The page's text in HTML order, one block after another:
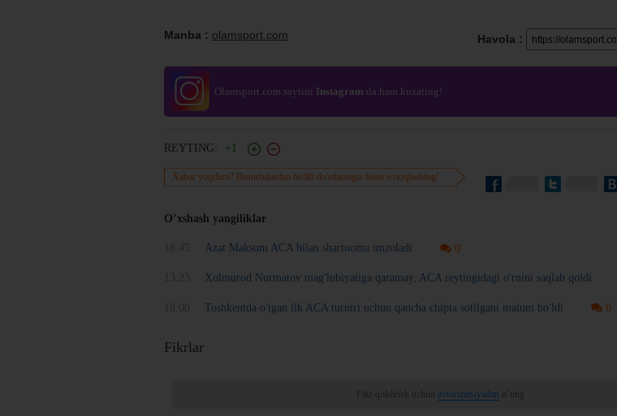
Havola :
Manba : olamsport.com
Olamsport.com saytini Instagram da ham kuzating!
REYTING: +1
Xabar yoqdimi? Birinchilardan bo'lib do'stlaringiz bilan o'rtoqlashing!
O’xshash yangiliklar
Azat Maksum ACA bilan shartnoma imzoladi 0
Xolmurod Nurmatov mag'lubiyatiga qaramay, ACA reytingidagi o'rnini saqlab qoldi
Toshkentda o'tgan ilk ACA turniri uchun qancha chipta sotilgani malum bo'ldi 0
Fikrlar
Fikr qoldirish uchun avtorizatsiyadan o’ting